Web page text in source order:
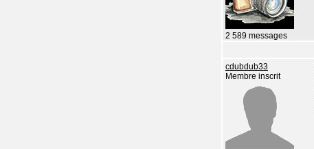
2 589 messages
cdubdub33
Membre inscrit